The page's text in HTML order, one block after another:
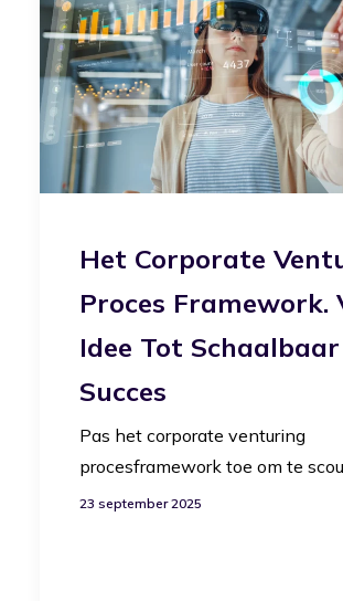
Het Corporate
Proces Framework.
Idee Tot Schaalbaar
Succes
Pas het corporate venturing
procesframework toe om te
23 september 2025